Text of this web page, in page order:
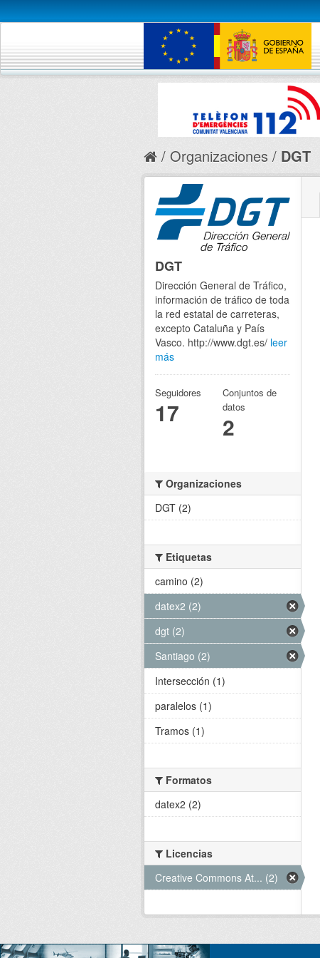
Organizaciones DGT
DGT
Dirección General de Tráfico,
información de tráfico de toda
la red estatal de carreteras,
excepto Cataluña y País
Vasco. http://www.dgt.es/ leer
más
Seguidores
17
Conjuntos de
datos
2
Organizaciones
DGT (2)
Etiquetas
camino (2)
datex2 (2)
dgt (2)
Santiago (2)
Intersección (1)
paralelos (1)
Tramos (1)
Formatos
datex2 (2)
Licencias
Creative Commons At... (2)